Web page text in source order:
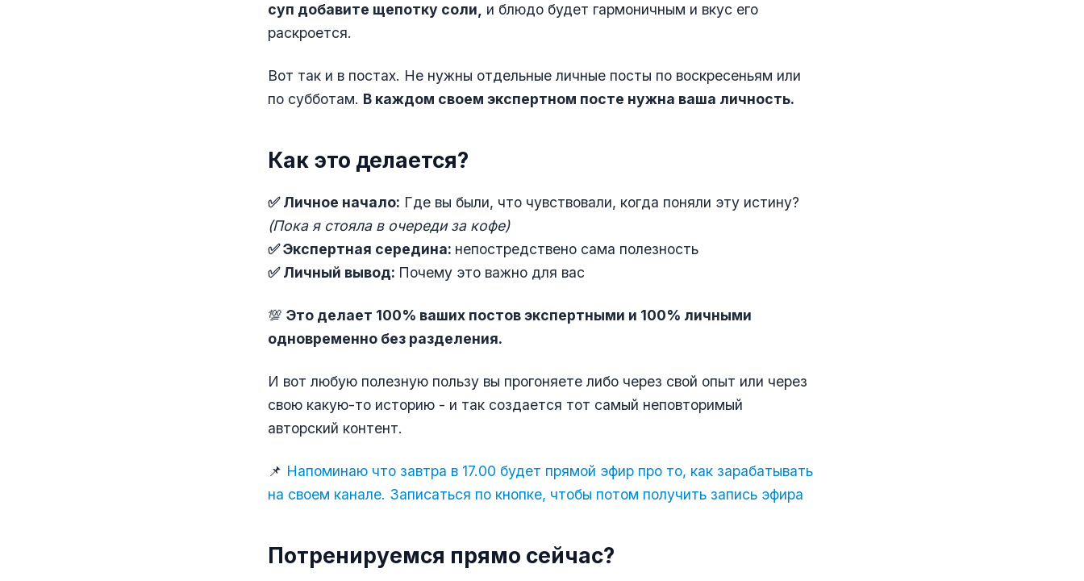
суп добавите щепотку соли,
и блюдо будет гармоничным и вкус его
раскроется.
Вот так и в постах. Не нужны отдельные личные посты по воскресеньям или
по субботам. В каждом своем экспертном посте нужна ваша личность.
Как это делается?
✅ Личное начало: Где вы были, что чувствовали, когда поняли эту истину?
(Пока я стояла в очереди за кофе)
✅ Экспертная середина: непостредствено сама полезность
✅ Личный вывод: Почему это важно для вас
💯 Это делает 100% ваших постов экспертными и 100% личными
одновременно без разделения.
И вот любую полезную пользу вы прогоняете либо через свой опыт или через
свою какую-то историю - и так создается тот самый неповторимый
авторский контент.
📌 Напоминаю что завтра в 17.00 будет прямой эфир про то, как зарабатывать
на своем канале. Записаться по кнопке, чтобы потом получить запись эфира
Потренируемся прямо сейчас?